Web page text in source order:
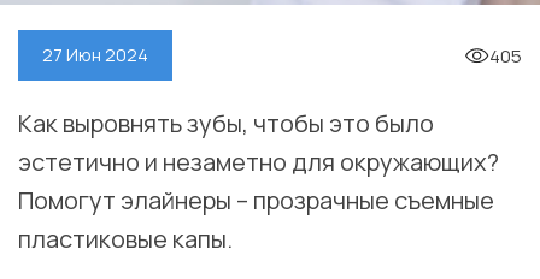
27 Июн 2024 405
Как выровнять зубы, чтобы это было
эстетично и незаметно для окружающих?
Помогут элайнеры – прозрачные съемные
пластиковые капы.